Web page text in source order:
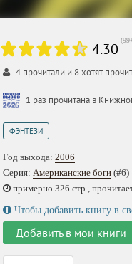
4.30 (
4 прочитали и 8хотят
1 раз прочитана в
ФЭНТЕЗИ
Год выхода: 2006
Серия: Американские боги (#6)
примерно 326 стр.,
Чтобы добавить книгу в
Добавить в мои книги